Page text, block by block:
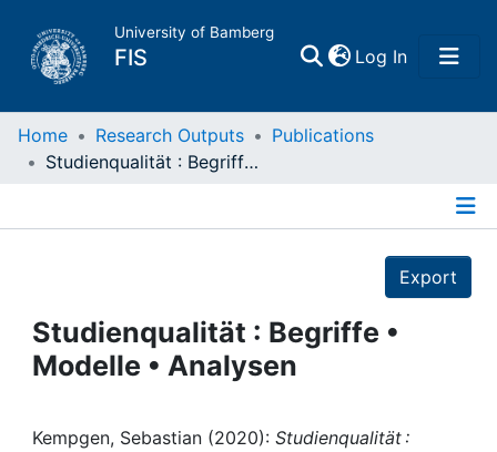
University of Bamberg
FIS Log In(current)
Home
Projects
People
Institutions
Home Research Outputs
Publications
Studienqualität : Begriffe • Modelle • Analysen
Export
Studienqualität : Begriffe •
Modelle • Analysen
Kempgen, Sebastian (2020): Studienqualität :